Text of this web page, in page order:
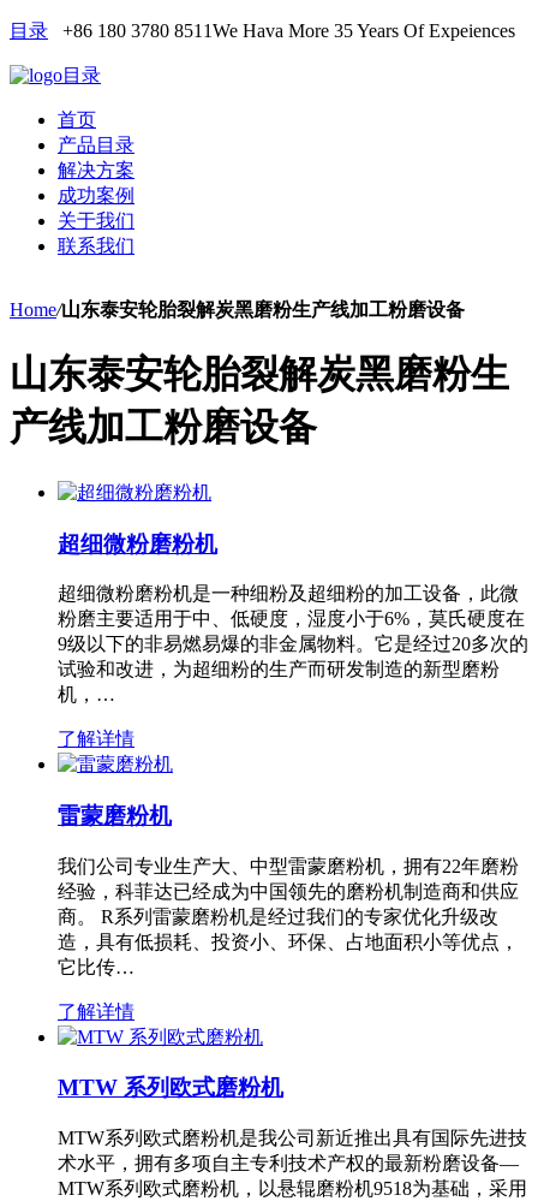
目录 +86 180 3780 8511We Hava More 35 Years Of Expeiences
目录
首页
产品目录
解决方案
成功案例
关于我们
联系我们
Home/山东泰安轮胎裂解炭黑磨粉生产线加工粉磨设备
山东泰安轮胎裂解炭黑磨粉生
产线加工粉磨设备
超细微粉磨粉机
超细微粉磨粉机是一种细粉及超细粉的加工设备，此微
粉磨主要适用于中、低硬度，湿度小于6%，莫氏硬度在
9级以下的非易燃易爆的非金属物料。它是经过20多次的
试验和改进，为超细粉的生产而研发制造的新型磨粉
机，…
了解详情
雷蒙磨粉机
我们公司专业生产大、中型雷蒙磨粉机，拥有22年磨粉
经验，科菲达已经成为中国领先的磨粉机制造商和供应
商。 R系列雷蒙磨粉机是经过我们的专家优化升级改
造，具有低损耗、投资小、环保、占地面积小等优点，
它比传…
了解详情
MTW 系列欧式磨粉机
MTW系列欧式磨粉机是我公司新近推出具有国际先进技
术水平，拥有多项自主专利技术产权的最新粉磨设备—
MTW系列欧式磨粉机，以悬辊磨粉机9518为基础，采用